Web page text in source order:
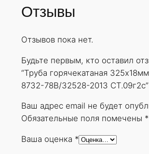
Отзывы
Отзывов пока нет.
Будьте первым, кто оставил
“Труба горячекатаная
8732-78В/32528-2013 СТ.09г2с”
Ваш адрес email не будет
Обязательные поля помечены *
Ваша оценка *